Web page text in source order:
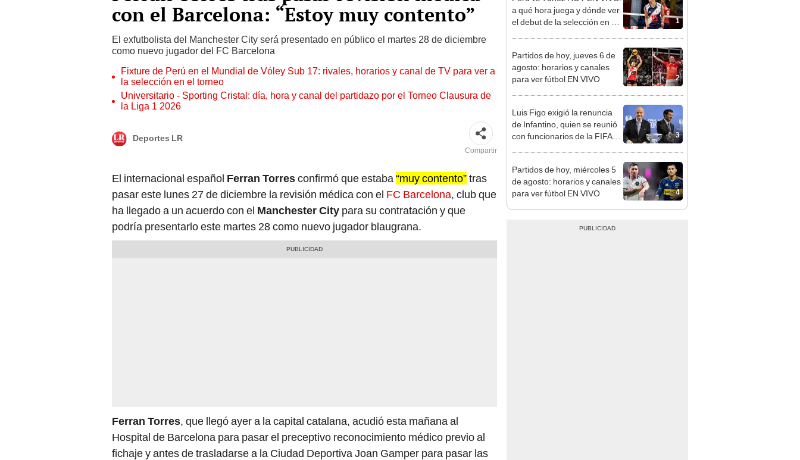
con el Barcelona: “Estoy muy contento”
El exfutbolista del Manchester City será presentado en público el martes 28 de diciembre
como nuevo jugador del FC Barcelona
Fixture de Perú en el Mundial de Vóley Sub 17: rivales, horarios y canal de TV para ver a
la selección en el torneo
Universitario - Sporting Cristal: día, hora y canal del partidazo por el Torneo Clausura de
la Liga 1 2026
Deportes LR
Compartir
El internacional español Ferran Torresconfirmó que estaba “muy contento”tras
pasar este lunes 27 de diciembre la revisión médica con el FC Barcelona, club que
ha llegado a un acuerdo con el Manchester City para su contratación y que
podría presentarlo este martes 28 como nuevo jugador blaugrana.
Ferran Torres, que llegó ayer a la capital catalana, acudió esta mañana al
Hospital de Barcelona para pasar el preceptivo reconocimiento médico previo al
fichaje y antes de trasladarse a la Ciudad Deportiva Joan Gamper para pasar las
1
a qué hora juega y dónde ver
el debut de la selección en el
2
Partidos de hoy, jueves 6 de
agosto: horarios y canales
para ver fútbol EN VIVO
3
Luis Figo exigió la renuncia
de Infantino, quien se reunió
con funcionarios de la FIFA
4
Partidos de hoy, miércoles 5
de agosto: horarios y canales
para ver fútbol EN VIVO